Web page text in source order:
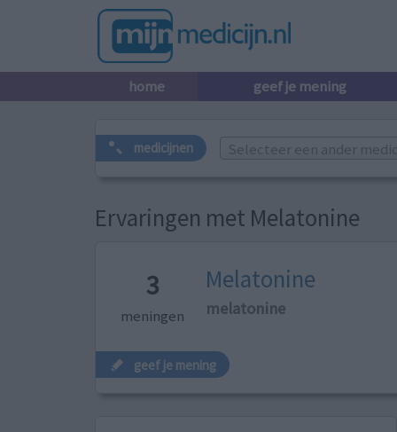
home geef je mening
medicijnen Selecteer een ander
Ervaringen met Melatonine
3
meningen
Melatonine
melatonine
geef je mening